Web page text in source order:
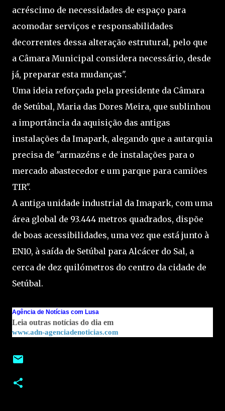
acréscimo de necessidades de espaço para
acomodar serviços e responsabilidades
decorrentes dessa alteração estrutural, pelo que
a Câmara Municipal considera necessário, desde
já, preparar esta mudanças".
Uma ideia reforçada pela presidente da Câmara
de Setúbal, Maria das Dores Meira, que sublinhou
a importância da aquisição das antigas
instalações da Imapark, alegando que a autarquia
precisa de "armazéns e de instalações para o
mercado abastecedor e um parque para camiões
TIR".
A antiga unidade industrial da Imapark, com uma
área global de 93.444 metros quadrados, dispõe
de boas acessibilidades, uma vez que está junto à
EN10, à saída de Setúbal para Alcácer do Sal, a
cerca de dez quilómetros do centro da cidade de
Setúbal.
Agência de Notícias com Lusa
Leia outras notícias do dia em
www.adn-agenciadenoticias.com